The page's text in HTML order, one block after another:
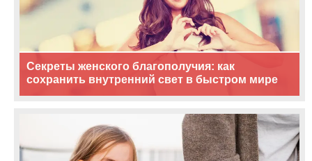
Секреты женского благополучия: как
сохранить внутренний свет в быстром мире